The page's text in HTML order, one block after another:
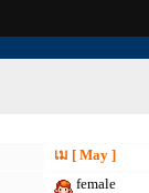
เม [ May ]
female